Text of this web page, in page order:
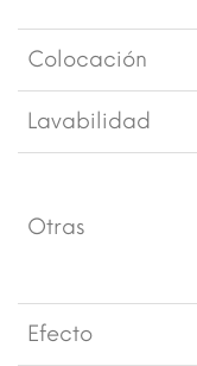
Colocación
Lavabilidad
Otras
Efecto